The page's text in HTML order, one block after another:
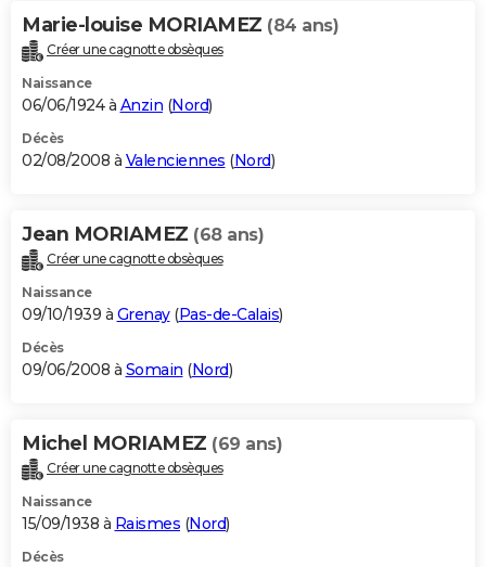
Marie-louise MORIAMEZ (84 ans)
Créer une cagnotte obsèques
Naissance
06/06/1924 à Anzin (Nord)
Décès
02/08/2008 à Valenciennes (Nord)
Jean MORIAMEZ (68 ans)
Créer une cagnotte obsèques
Naissance
09/10/1939 à Grenay(Pas-de-Calais)
Décès
09/06/2008 à Somain (Nord)
Michel MORIAMEZ (69 ans)
Créer une cagnotte obsèques
Naissance
15/09/1938 à Raismes (Nord)
Décès